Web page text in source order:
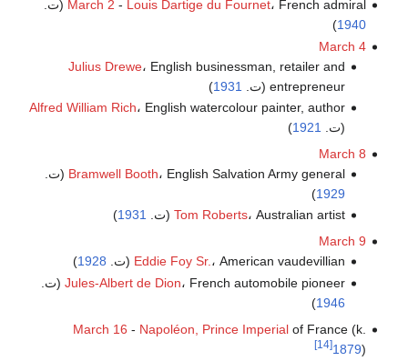
March 2 - Louis Dartige du Fournet، French admiral (ت.
1940
)
March 4
Julius Drewe، English businessman, retailer and
entrepreneur (ت.
1931
)
Alfred William Rich، English watercolour painter, author
(ت.
1921
)
March 8
Bramwell Booth، English Salvation Army general (ت.
1929
)
Tom Roberts، Australian artist (ت. 1931
)
March 9
Eddie Foy Sr.، American vaudevillian (ت. 1928
)
Jules-Albert de Dion، French automobile pioneer (ت.
1946
)
March 16 - Napoléon, Prince Imperialof France (k.
1879)
[14]